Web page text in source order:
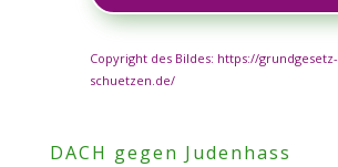
Copyright des Bildes: https://grundgesetz-
schuetzen.de/
DACH gegen Judenhass